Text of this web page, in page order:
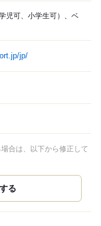
児可、小学生可）、ベ
jp/
合は、以下から修正して